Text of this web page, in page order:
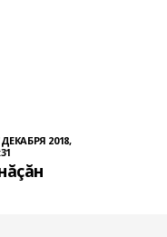
ДЕКАБРЯ 2018,